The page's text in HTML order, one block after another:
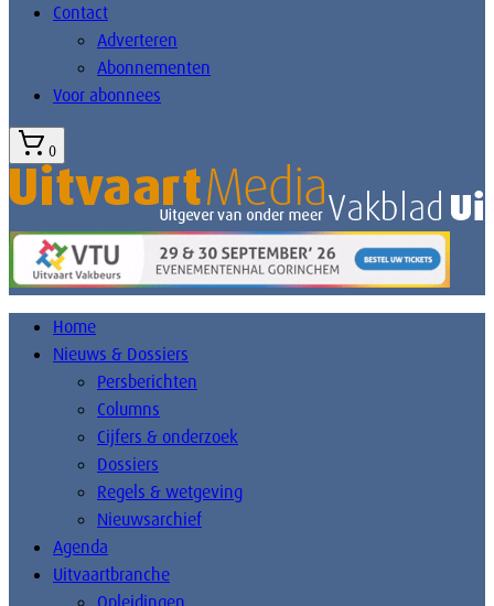
Contact
Adverteren
Abonnementen
Voor abonnees
0
Home
Nieuws & Dossiers
Persberichten
Columns
Cijfers & onderzoek
Dossiers
Regels & wetgeving
Nieuwsarchief
Agenda
Uitvaartbranche